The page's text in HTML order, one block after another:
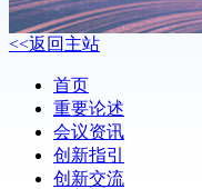
<<返回主站
首页
重要论述
会议资讯
创新指引
创新交流